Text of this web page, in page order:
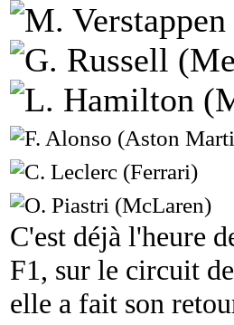
C'est déjà l'heure
F1, sur le circuit
elle a fait son